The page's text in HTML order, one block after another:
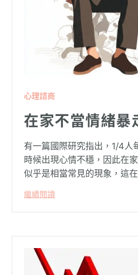
心理諮商
在家不當情緒暴
有一篇國際研究指出，1/4人
時候出現心情不穩，因此在
似乎是相當常見的現象，這
系統在長久使用之下，突然在
理更高層次的資料時，電腦
造成重大影響。
繼續閱讀